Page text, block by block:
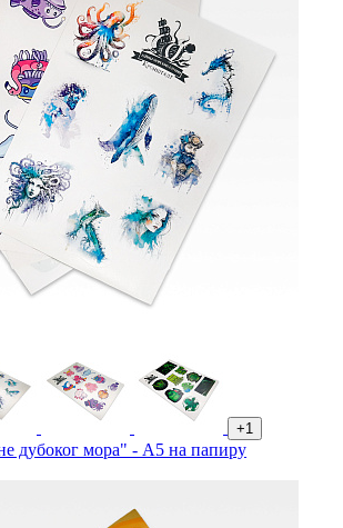
+1
дубоког мора" - А5 на папиру